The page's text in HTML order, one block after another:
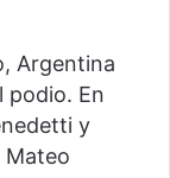
Argentina
podio. En
y